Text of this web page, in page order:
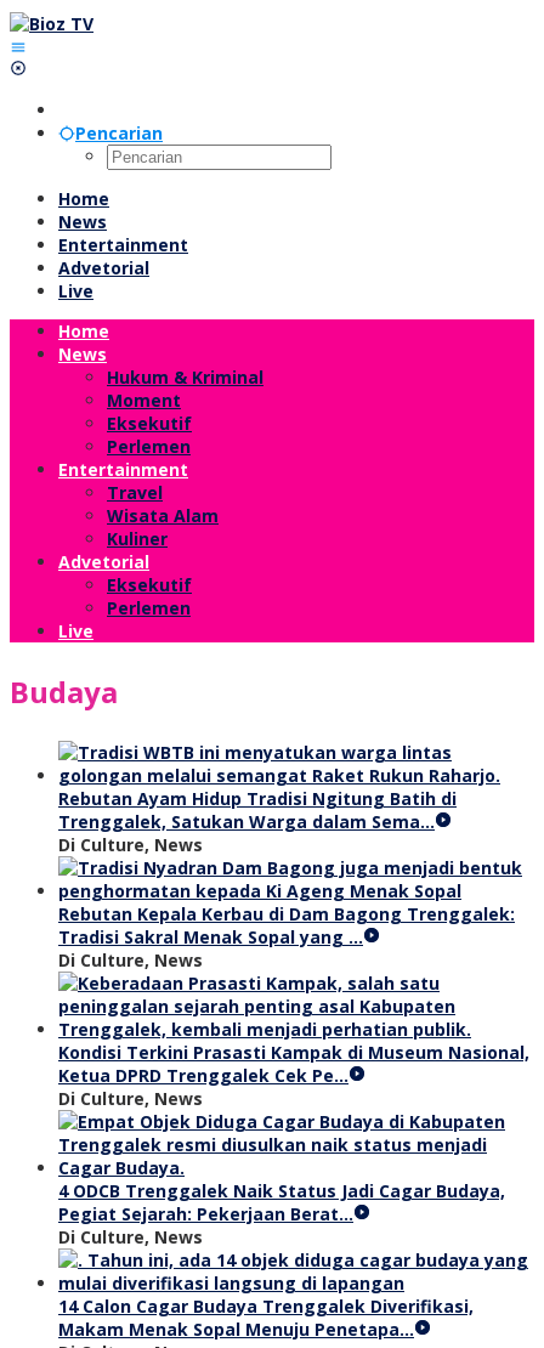
Lewati
ke
konten
Pencarian
Home
News
Entertainment
Advetorial
Live
Home
News
Hukum & Kriminal
Moment
Eksekutif
Perlemen
Entertainment
Travel
Wisata Alam
Kuliner
Advetorial
Eksekutif
Perlemen
Live
Budaya
Rebutan Ayam Hidup Tradisi Ngitung Batih di
Trenggalek, Satukan Warga dalam Sema…
Di Culture, News
Rebutan Kepala Kerbau di Dam Bagong Trenggalek:
Tradisi Sakral Menak Sopal yang …
Di Culture, News
Kondisi Terkini Prasasti Kampak di Museum Nasional,
Ketua DPRD Trenggalek Cek Pe…
Di Culture, News
4 ODCB Trenggalek Naik Status Jadi Cagar Budaya,
Pegiat Sejarah: Pekerjaan Berat…
Di Culture, News
14 Calon Cagar Budaya Trenggalek Diverifikasi,
Makam Menak Sopal Menuju Penetapa…